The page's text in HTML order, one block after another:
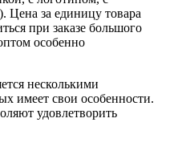
Цена за единицу товара
при заказе большого
особенно
несколькими
имеет свои особенности.
удовлетворить